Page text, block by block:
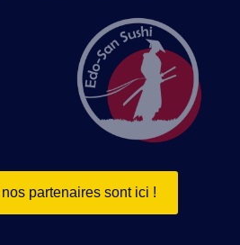
partenaires sont ici !